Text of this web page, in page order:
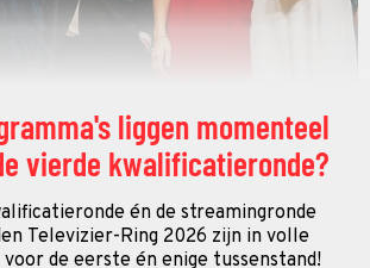
liggen momenteel
vierde kwalificatieronde?
én de streamingronde
Televizier-Ring 2026 zijn in volle
voor de eerste én enige tussenstand!